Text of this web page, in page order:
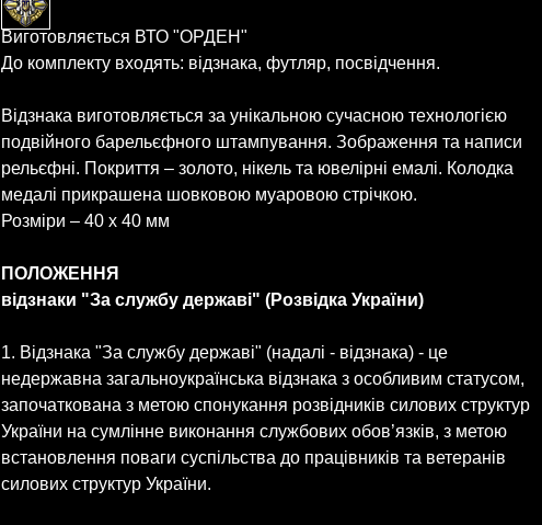
Виготовляється ВТО "ОРДЕН"
До комплекту входять: відзнака, футляр, посвідчення.
Відзнака виготовляється за унікальною сучасною технологією
подвійного барельєфного штампування. Зображення та написи
рельєфні. Покриття – золото, нікель та ювелірні емалі. Колодка
медалі прикрашена шовковою муаровою стрічкою.
Розміри – 40 х 40 мм
ПОЛОЖЕННЯ
відзнаки "За службу державі" (Розвідка України)
1. Відзнака "За службу державі" (надалі - відзнака) - це
недержавна загальноукраїнська відзнака з особливим статусом,
започаткована з метою спонукання розвідників силових структур
України на сумлінне виконання службових обов’язків, з метою
встановлення поваги суспільства до працівників та ветеранів
силових структур України.